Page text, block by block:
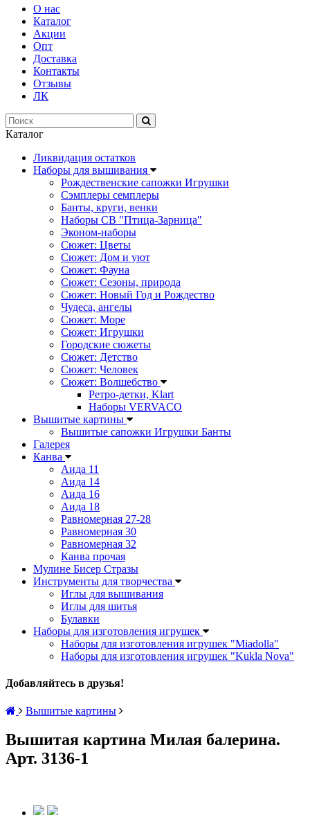
О нас
Каталог
Акции
Опт
Доставка
Контакты
Отзывы
ЛК
Каталог
Ликвидация остатков
Наборы для вышивания
Рождественские сапожки Игрушки
Сэмплеры семплеры
Банты, круги, венки
Наборы СВ "Птица-Зарница"
Эконом-наборы
Сюжет: Цветы
Сюжет: Дом и уют
Сюжет: Фауна
Сюжет: Сезоны, природа
Сюжет: Новый Год и Рождество
Чудеса, ангелы
Сюжет: Море
Сюжет: Игрушки
Городские сюжеты
Сюжет: Детство
Сюжет: Человек
Сюжет: Волшебство
Ретро-детки, Klart
Наборы VERVACO
Вышитые картины
Вышитые сапожки Игрушки Банты
Галерея
Канва
Аида 11
Аида 14
Аида 16
Аида 18
Равномерная 27-28
Равномерная 30
Равномерная 32
Канва прочая
Мулине Бисер Стразы
Инструменты для творчества
Иглы для вышивания
Иглы для шитья
Булавки
Наборы для изготовления игрушек
Наборы для изготовления игрушек "Miadolla"
Наборы для изготовления игрушек "Kukla Nova"
Добавляйтесь в друзья!
Вышитые картины
Вышитая картина Милая балерина.
Арт. 3136-1